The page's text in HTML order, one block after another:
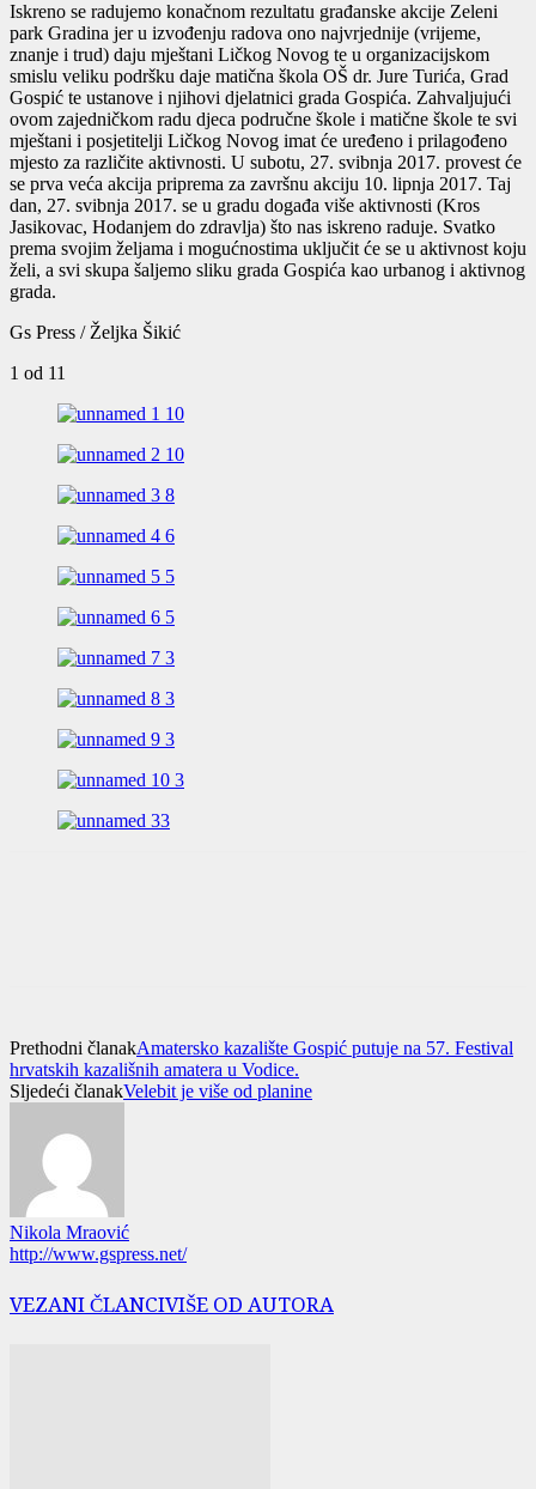
Iskreno se radujemo konačnom rezultatu građanske akcije Zeleni
park Gradina jer u izvođenju radova ono najvrjednije (vrijeme,
znanje i trud) daju mještani Ličkog Novog te u organizacijskom
smislu veliku podršku daje matična škola OŠ dr. Jure Turića, Grad
Gospić te ustanove i njihovi djelatnici grada Gospića. Zahvaljujući
ovom zajedničkom radu djeca područne škole i matične škole te svi
mještani i posjetitelji Ličkog Novog imat će uređeno i prilagođeno
mjesto za različite aktivnosti. U subotu, 27. svibnja 2017. provest će
se prva veća akcija priprema za završnu akciju 10. lipnja 2017. Taj
dan, 27. svibnja 2017. se u gradu događa više aktivnosti (Kros
Jasikovac, Hodanjem do zdravlja) što nas iskreno raduje. Svatko
prema svojim željama i mogućnostima uključit će se u aktivnost koju
želi, a svi skupa šaljemo sliku grada Gospića kao urbanog i aktivnog
grada.
Gs Press / Željka Šikić
1 od 11
Prethodni članakAmatersko kazalište Gospić putuje na 57. Festival
hrvatskih kazališnih amatera u Vodice.
Sljedeći članakVelebit je više od planine
Nikola Mraović
http://www.gspress.net/
VEZANI ČLANCIVIŠE OD AUTORA